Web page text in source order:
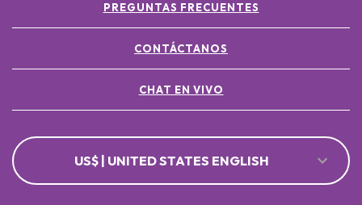
PREGUNTAS FRECUENTES
CONTÁCTANOS
CHAT EN VIVO
US$ | UNITED STATES ENGLISH